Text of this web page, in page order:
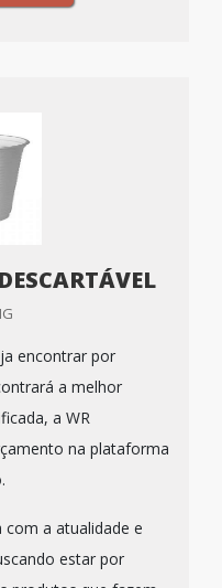
encontrar por
a melhor
a WR
na plataforma
com a atualidade e
estar por